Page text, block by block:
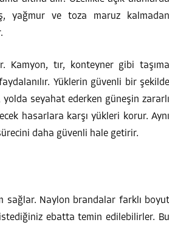
yağmur ve toza maruz kalmadan
Kamyon, tır, konteyner gibi taşıma
Yüklerin güvenli bir şekilde
seyahat ederken güneşin zararlı
hasarlara karşı yükleri korur. Aynı
daha güvenli hale getirir.
sağlar. Naylon brandalar farklı boyut
ebatta temin edilebilirler. Bu